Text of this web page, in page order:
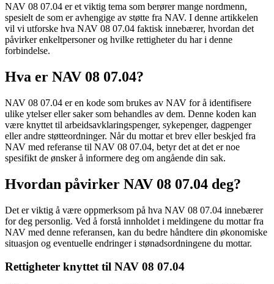
NAV 08 07.04 er et viktig tema som berører mange nordmenn,
spesielt de som er avhengige av støtte fra NAV. I denne artikkelen
vil vi utforske hva NAV 08 07.04 faktisk innebærer, hvordan det
påvirker enkeltpersoner og hvilke rettigheter du har i denne
forbindelse.
Hva er NAV 08 07.04?
NAV 08 07.04 er en kode som brukes av NAV for å identifisere
ulike ytelser eller saker som behandles av dem. Denne koden kan
være knyttet til arbeidsavklaringspenger, sykepenger, dagpenger
eller andre støtteordninger. Når du mottar et brev eller beskjed fra
NAV med referanse til NAV 08 07.04, betyr det at det er noe
spesifikt de ønsker å informere deg om angående din sak.
Hvordan påvirker NAV 08 07.04 deg?
Det er viktig å være oppmerksom på hva NAV 08 07.04 innebærer
for deg personlig. Ved å forstå innholdet i meldingene du mottar fra
NAV med denne referansen, kan du bedre håndtere din økonomiske
situasjon og eventuelle endringer i stønadsordningene du mottar.
Rettigheter knyttet til NAV 08 07.04